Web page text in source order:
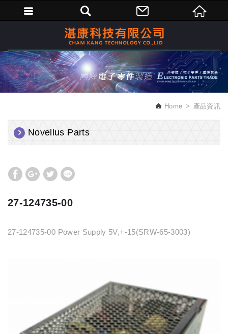
Home 產品資訊
Novellus Parts
27-124735-00
27-124735-00 Power Supply 5V,+-15(SRW-65-3003)
繁體中文